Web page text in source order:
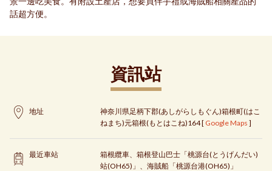
話超方便。
資訊站
地址
神奈川県足柄下郡(あしがらしもぐん)箱根町(はこ
ねまち)元箱根(もとはこね)164 [ Google Maps ]
最近車站
箱根纜車、箱根登山巴士「桃源台(とうげんだい)
站(OH65)」、海賊船「桃源台港(OH65)」